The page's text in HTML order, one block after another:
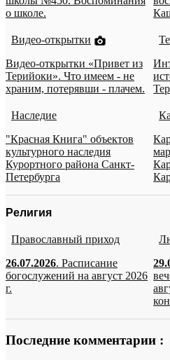
о школе.
Видео-открытки
Видео-открытки «Привет из
Терийоки». Что имеем - не
храним, потерявши - плачем.
Наследие
"Красная Книга" объектов
культурного наследия
Курортного района Санкт-
Петербурга
Религия
Православный приход
26.07.2026. Расписание
богослужений на август 2026
г.
Последние комментарии :